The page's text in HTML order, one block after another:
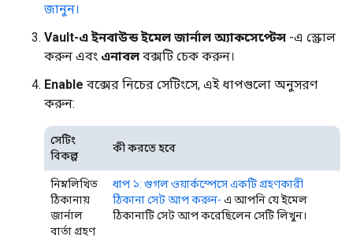
জানুন।
Vault-এ ইনবাউন্ড ইমেল জার্নাল অ্যাকসেপ্টেন্স -এ স্ক্রোল
করুন এবং এনাবল বক্সটি চেক করুন।
Enable বক্সের নিচের সেটিংসে, এই ধাপগুলো অনুসরণ
করুন:
সেটিং
বিকল্প
কী করতে হবে
নিম্নলিখিত
ঠিকানায়
জার্নাল
বার্তা গ্রহণ
ধাপ ১: গুগল ওয়ার্কস্পেসে একটি গ্রহণকারী
ঠিকানা সেট আপ করুন- এ আপনি যে ইমেল
ঠিকানাটি সেট আপ করেছিলেন সেটি লিখুন।